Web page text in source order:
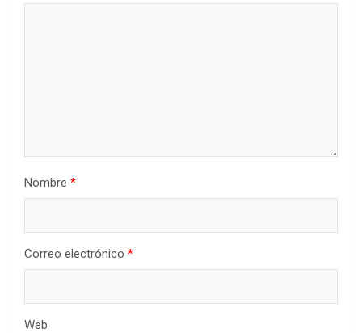
Nombre *
Correo electrónico *
Web